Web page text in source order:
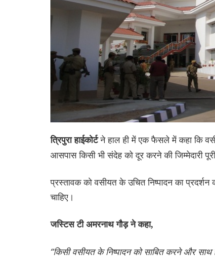
त्रिपुरा हाईकोर्टने हाल ही में एक फैसले में कहा कि
आसपास किसी भी संदेह को दूर करने की जिम्मेदारी
प्रस्तावक को वसीयत के उचित निष्पादन का
चाहिए।
जस्टिस टी अमरनाथ गौड़ ने कहा,
“किसी वसीयत के निष्पादन को साबित करने और साथ